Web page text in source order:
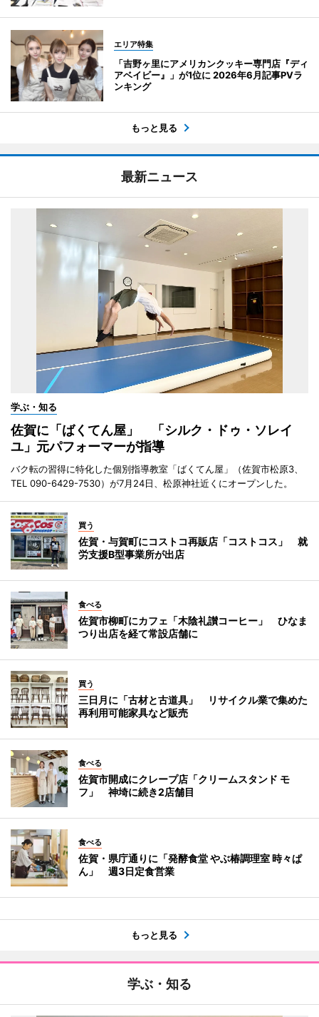
エリア特集
「吉野ヶ里にアメリカンクッキー専門店『ディ
アベイビー』」が1位に 2026年6月記事PVラ
ンキング
もっと見る
最新ニュース
学ぶ・知る
佐賀に「ばくてん屋」 「シルク・ドゥ・ソレイ
ユ」元パフォーマーが指導
バク転の習得に特化した個別指導教室「ばくてん屋」（佐賀市松原3、
TEL 090-6429-7530）が7月24日、松原神社近くにオープンした。
買う
佐賀・与賀町にコストコ再販店「コストコス」 就
労支援B型事業所が出店
食べる
佐賀市柳町にカフェ「木陰礼讃コーヒー」 ひなま
つり出店を経て常設店舗に
買う
三日月に「古材と古道具」 リサイクル業で集めた
再利用可能家具など販売
食べる
佐賀市開成にクレープ店「クリームスタンド モ
フ」 神埼に続き2店舗目
食べる
佐賀・県庁通りに「発酵食堂 やぶ椿調理室 時々ぱ
ん」 週3日定食営業
もっと見る
学ぶ・知る